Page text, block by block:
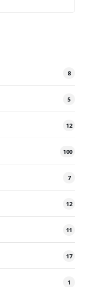
8
5
12
100
7
12
11
17
1